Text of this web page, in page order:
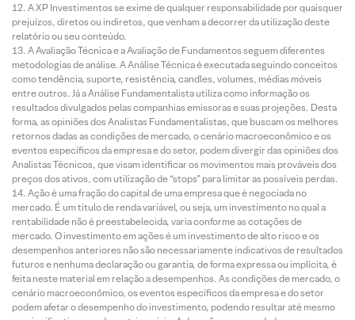
A XP Investimentos se exime de qualquer responsabilidade por quaisquer
prejuízos, diretos ou indiretos, que venham a decorrer da utilização deste
relatório ou seu conteúdo.
A Avaliação Técnica e a Avaliação de Fundamentos seguem diferentes
metodologias de análise. A Análise Técnica é executada seguindo conceitos
como tendência, suporte, resistência, candles, volumes, médias móveis
entre outros. Já a Análise Fundamentalista utiliza como informação os
resultados divulgados pelas companhias emissoras e suas projeções. Desta
forma, as opiniões dos Analistas Fundamentalistas, que buscam os melhores
retornos dadas as condições de mercado, o cenário macroeconômico e os
eventos específicos da empresa e do setor, podem divergir das opiniões dos
Analistas Técnicos, que visam identificar os movimentos mais prováveis dos
preços dos ativos, com utilização de “stops” para limitar as possíveis perdas.
Ação é uma fração do capital de uma empresa que é negociada no
mercado. É um título de renda variável, ou seja, um investimento no qual a
rentabilidade não é preestabelecida, varia conforme as cotações de
mercado. O investimento em ações é um investimento de alto risco e os
desempenhos anteriores não são necessariamente indicativos de resultados
futuros e nenhuma declaração ou garantia, de forma expressa ou implícita, é
feita neste material em relação a desempenhos. As condições de mercado, o
cenário macroeconômico, os eventos específicos da empresa e do setor
podem afetar o desempenho do investimento, podendo resultar até mesmo